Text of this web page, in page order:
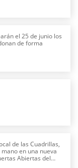
el 25 de junio los
de forma
de las Cuadrillas,
en una nueva
Abiertas del